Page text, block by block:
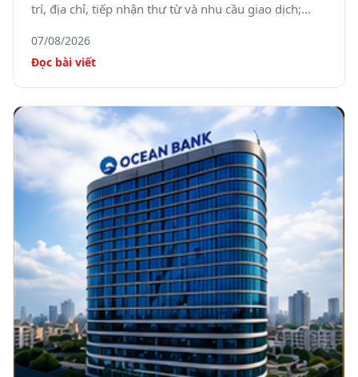
trí, địa chỉ, tiếp nhận thư từ và nhu cầu giao dịch;
Mai.
07/08/2026
Đọc bài viết